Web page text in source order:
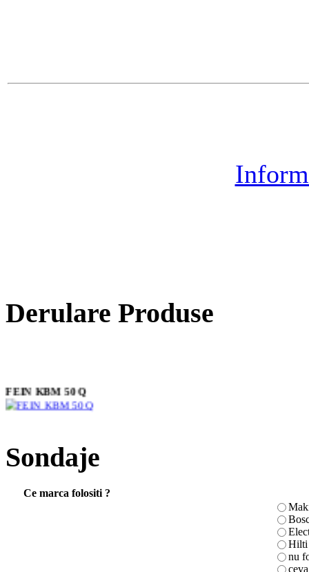
Derulare Produse
FEIN KBM 50 Q
electronica 6827
Sondaje
Ce marca folositi ?
Hilti
nu